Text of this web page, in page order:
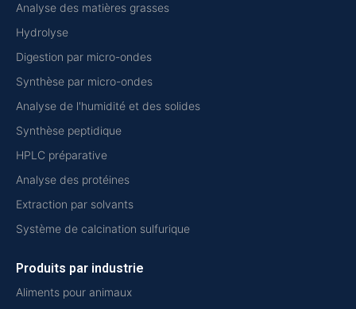
Analyse des matières grasses
Hydrolyse
Digestion par micro-ondes
Synthèse par micro-ondes
Analyse de l'humidité et des solides
Synthèse peptidique
HPLC préparative
Analyse des protéines
Extraction par solvants
Système de calcination sulfurique
Produits par industrie
Aliments pour animaux